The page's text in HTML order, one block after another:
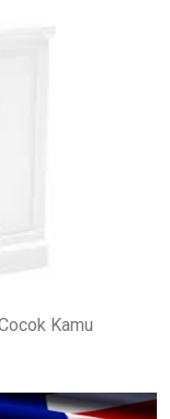
Kamu